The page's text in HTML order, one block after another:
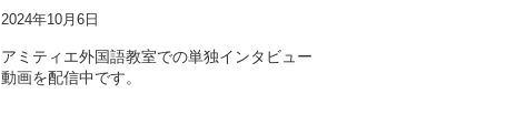
2024年10月6日
アミティエ外国語教室での単独インタビュー
動画を配信中です。